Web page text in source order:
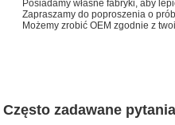
Posiadamy własne fabryki, aby
Zapraszamy do poproszenia o
Możemy zrobić OEM zgodnie z
Często zadawane pytania